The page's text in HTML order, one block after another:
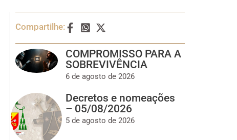
Compartilhe:
COMPROMISSO PARA A
SOBREVIVÊNCIA
6 de agosto de 2026
Decretos e nomeações
– 05/08/2026
5 de agosto de 2026